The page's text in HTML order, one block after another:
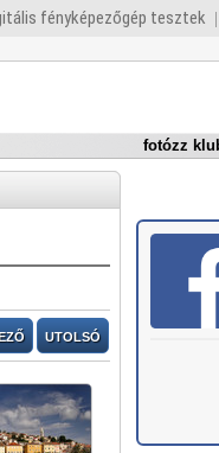
fényképezőgép tesztek
fotózz
UTOLSÓ